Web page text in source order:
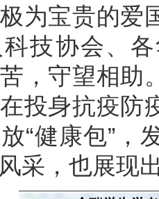
为宝贵的爱
技协会、
，守望相助
投身抗疫防
“健康包”，
采，也展现